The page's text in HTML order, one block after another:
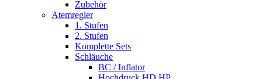
Zubehör
Atemregler
1. Stufen
2. Stufen
Komplette Sets
Schläuche
BC / Inflator